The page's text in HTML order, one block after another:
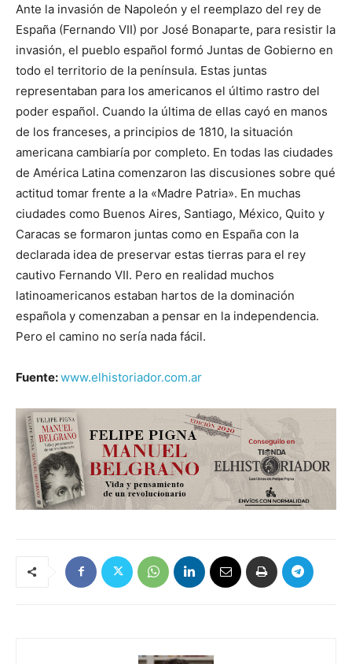
Ante la invasión de Napoleón y el reemplazo del rey de
España (Fernando VII) por José Bonaparte, para resistir la
invasión, el pueblo español formó Juntas de Gobierno en
todo el territorio de la península. Estas juntas
representaban para los americanos el último rastro del
poder español. Cuando la última de ellas cayó en manos
de los franceses, a principios de 1810, la situación
americana cambiaría por completo. En todas las ciudades
de América Latina comenzaron las discusiones sobre qué
actitud tomar frente a la «Madre Patria». En muchas
ciudades como Buenos Aires, Santiago, México, Quito y
Caracas se formaron juntas como en España con la
declarada idea de preservar estas tierras para el rey
cautivo Fernando VII. Pero en realidad muchos
latinoamericanos estaban hartos de la dominación
española y comenzaban a pensar en la independencia.
Pero el camino no sería nada fácil.
Fuente:www.elhistoriador.com.ar